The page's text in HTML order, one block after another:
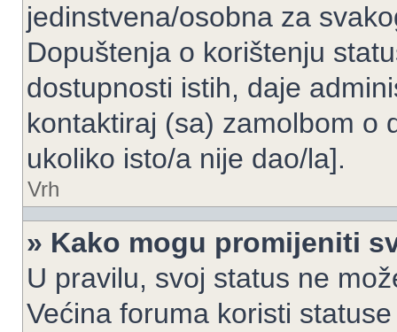
jedinstvena/osobna za
Dopuštenja o korištenju
dostupnosti istih, daje
kontaktiraj (sa) zamolbom o
ukoliko isto/a nije dao/la].
Vrh
» Kako mogu promijeniti
U pravilu, svoj status ne
Većina foruma koristi